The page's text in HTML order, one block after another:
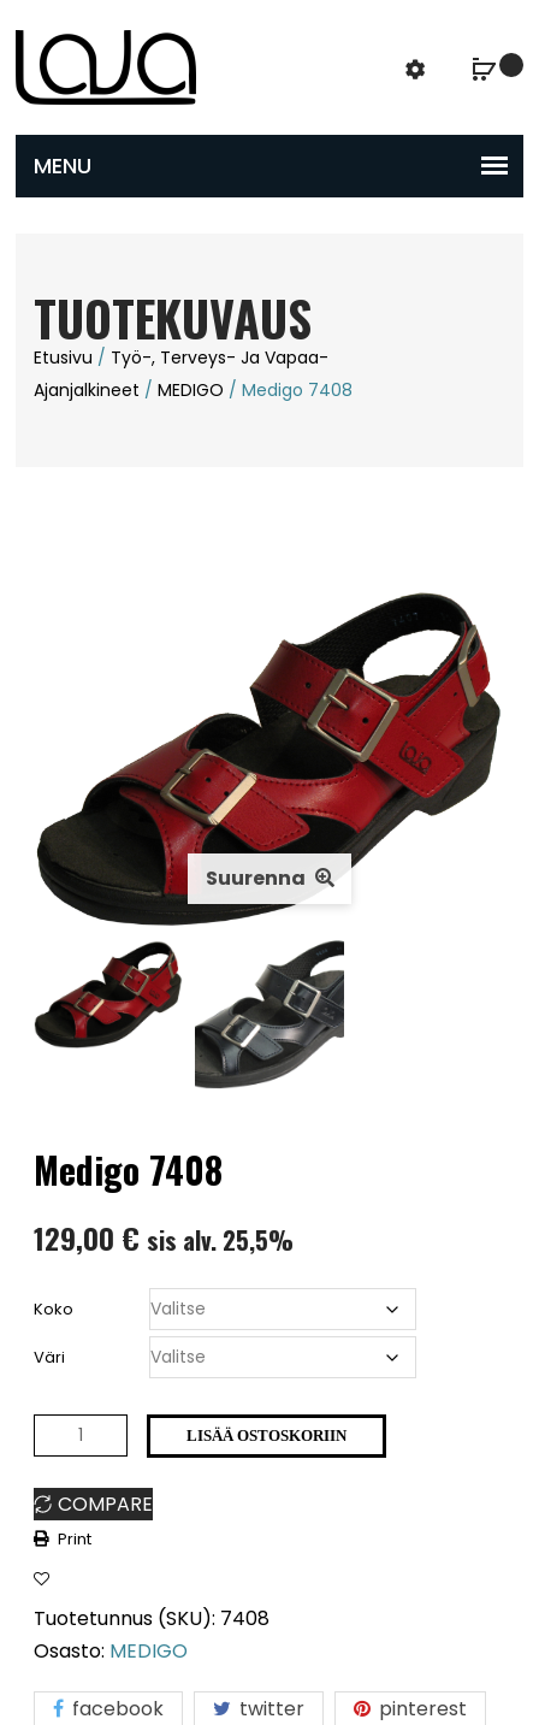
TUOTEKUVAUS
Etusivu / Työ-, Terveys- Ja Vapaa-
Ajanjalkineet /MEDIGO / Medigo 7408
Suurenna
Medigo 7408
129,00 € sis alv. 25,5%
Koko
Väri
Medigo
määrä
LISÄÄ OSTOSKORIIN
COMPARE
Print
Tuotetunnus (SKU): 7408
Osasto: MEDIGO
facebook twitter pinterest